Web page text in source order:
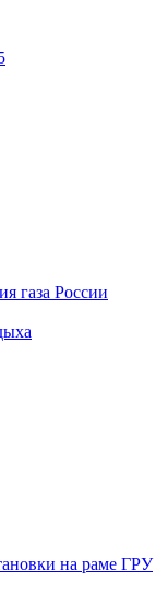
газа России
на раме ГРУ